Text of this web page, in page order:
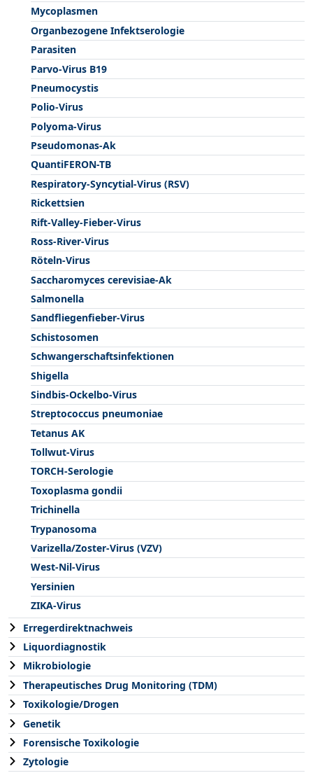
Mycoplasmen
Organbezogene Infektserologie
Parasiten
Parvo-Virus B19
Pneumocystis
Polio-Virus
Polyoma-Virus
Pseudomonas-Ak
QuantiFERON-TB
Respiratory-Syncytial-Virus (RSV)
Rickettsien
Rift-Valley-Fieber-Virus
Ross-River-Virus
Röteln-Virus
Saccharomyces cerevisiae-Ak
Salmonella
Sandfliegenfieber-Virus
Schistosomen
Schwangerschaftsinfektionen
Shigella
Sindbis-Ockelbo-Virus
Streptococcus pneumoniae
Tetanus AK
Tollwut-Virus
TORCH-Serologie
Toxoplasma gondii
Trichinella
Trypanosoma
Varizella/Zoster-Virus (VZV)
West-Nil-Virus
Yersinien
ZIKA-Virus
Erregerdirektnachweis
Liquordiagnostik
Mikrobiologie
Therapeutisches Drug Monitoring (TDM)
Toxikologie/Drogen
Genetik
Forensische Toxikologie
Zytologie